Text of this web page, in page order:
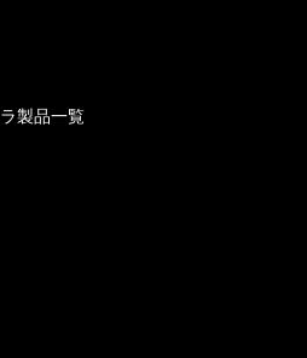
製品一覧